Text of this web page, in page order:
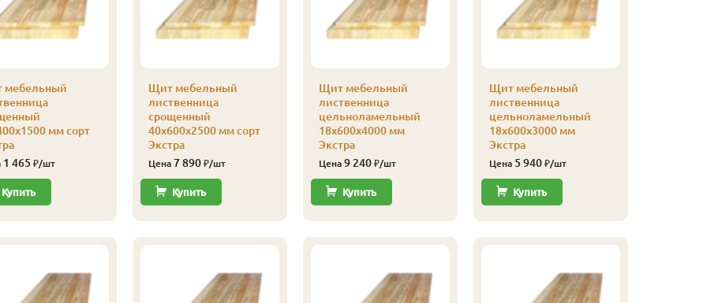
мебельный
мм сорт
1 465 ₽/шт
Купить
Щит мебельный
лиственница
срощенный
40х600х2500 мм сорт
Экстра
Цена 7 890₽/шт
Купить
Щит мебельный
лиственница
цельноламельный
18х600х4000 мм
Экстра
Цена 9 240₽/шт
Купить
Щит мебельный
лиственница
цельноламельный
18х600х3000 мм
Экстра
Цена 5 940₽/шт
Купить